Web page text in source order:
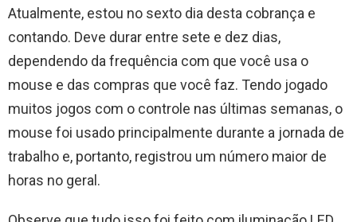
Atualmente, estou no sexto dia desta cobrança e
contando. Deve durar entre sete e dez dias,
dependendo da frequência com que você usa o
mouse e das compras que você faz. Tendo jogado
muitos jogos com o controle nas últimas semanas, o
mouse foi usado principalmente durante a jornada de
trabalho e, portanto, registrou um número maior de
horas no geral.